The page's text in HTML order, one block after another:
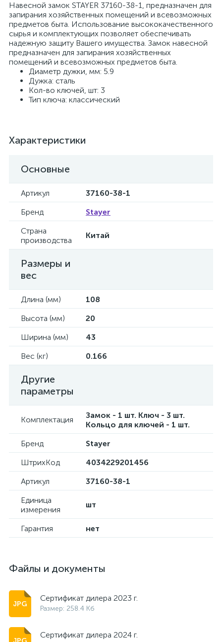
Навесной замок STAYER 37160-38-1, предназначен для
запирания хозяйственных помещений и всевозможных
предметов быта. Использование высококачественного
сырья и комплектующих позволяет обеспечивать
надежную защиту Вашего имущества. Замок навесной
предназначен для запирания хозяйственных
помещений и всевозможных предметов быта.
Диаметр дужки, мм: 5.9
Дужка: сталь
Кол-во ключей, шт: 3
Тип ключа: классический
Характеристики
Основные
Артикул
37160-38-1
Бренд
Stayer
Страна
производства
Китай
Размеры и
вес
Длина (мм)
108
Высота (мм)
20
Ширина (мм)
43
Вес (кг)
0.166
Другие
параметры
Комплектация
Замок - 1 шт. Ключ - 3 шт.
Кольцо для ключей - 1 шт.
Бренд
Stayer
ШтрихКод
4034229201456
Артикул
37160-38-1
Единица
измерения
шт
Гарантия нет
Файлы и документы
Сертификат дилера 2023 г.
Размер: 258.4 Кб
Сертификат дилера 2024 г.